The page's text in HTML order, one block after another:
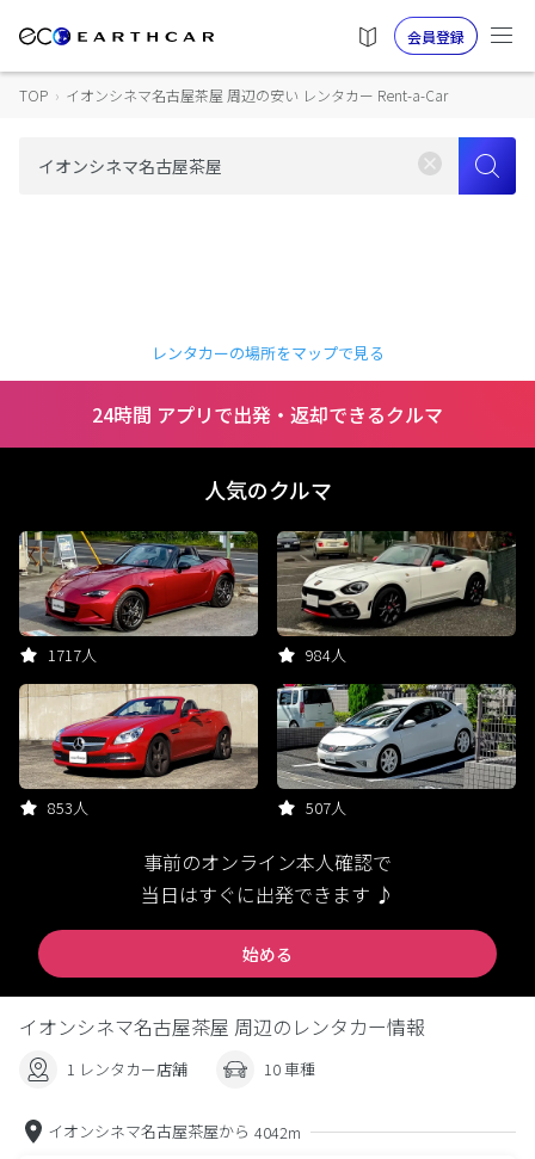
会員登録
TOP › イオンシネマ名古屋茶屋 周辺の安い レンタカー Rent-a-Car
レンタカーの場所をマップで見る
24時間 アプリで出発・返却できるクルマ
人気のクルマ
1717人 984人
853人 507人
事前のオンライン本人確認で
当日はすぐに出発できます ♪
始める
イオンシネマ名古屋茶屋 周辺のレンタカー情報
1 レンタカー店舗 10 車種
イオンシネマ名古屋茶屋から 4042m